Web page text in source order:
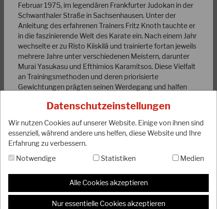
Datenschutzeinstellungen
Wir nutzen Cookies auf unserer Website. Einige von ihnen sind
essenziell, während andere uns helfen, diese Website und Ihre
Erfahrung zu verbessern.
Notwendige
Statistiken Medien
Alle Cookies akzeptieren
Nur essentielle Cookies akzeptieren
Ergebnisse der JKA-Europameisterschaft 2025
Bei den diesjährigen JKA-Europameisterschaften in Prag
abschließen. Mit neun Medaillen und dem…
WEITERLESEN
Februar 1975, im legendären Frankfurter Judokan in der
Schwanthaler Straße in Sachsenhausen. Unter der
Anleitung des erfahrenen Trainers Fritz Knoth tauchte er
in die faszinierende Welt des Karate ein. Nach einem Jahr
wechselte er zu Risto Kiiskilä und trainierte fortan jeweils
mehrere Jahre unter verschiedenen Meistern, darunter
Murai Yasukasu und Efthimios Karamitsos. Diese Vielfalt
an Trainingsmethoden und deren priorisierte
Gewichtungen prägten seinen Werdegang und halfen
Klaus die Leitung des Karate-Trainings im Budo-Club
Dietzenbach. Seither hat er zahlreiche Karateka
ausgebildet und inspiriert. Sein Engagement führte ihn
weiter zum Karate-Club Dreieich (1984), dann zum
zum TANREN-DOJO-DIETZENBACH, wo er nun als
YONDAN-Grad (4. Dan) tätig ist und seine Schüler in der
Kunst des Karate unterweist.